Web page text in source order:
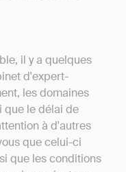
il y a quelques
d'expert-
les domaines
que le délai de
à d'autres
que celui-ci
que les conditions